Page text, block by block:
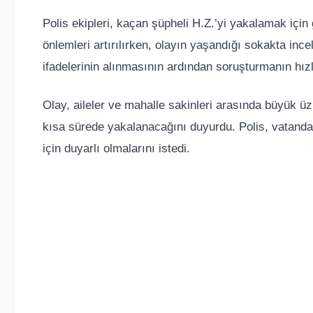
Polis ekipleri, kaçan şüpheli H.Z.’yi yakalamak
önlemleri artırılırken, olayın yaşandığı sokakta
ifadelerinin alınmasının ardından soruşturmanın
Olay, aileler ve mahalle sakinleri arasında büyük
kısa sürede yakalanacağını duyurdu. Polis,
için duyarlı olmalarını istedi.